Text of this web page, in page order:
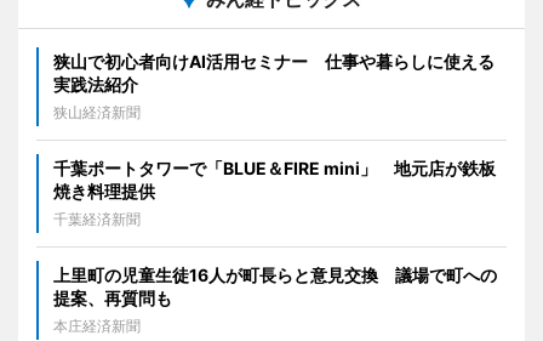
狭山で初心者向けAI活用セミナー 仕事や暮らしに使える
実践法紹介
狭山経済新聞
千葉ポートタワーで「BLUE＆FIRE mini」 地元店が鉄板
焼き料理提供
千葉経済新聞
上里町の児童生徒16人が町長らと意見交換 議場で町への
提案、再質問も
本庄経済新聞